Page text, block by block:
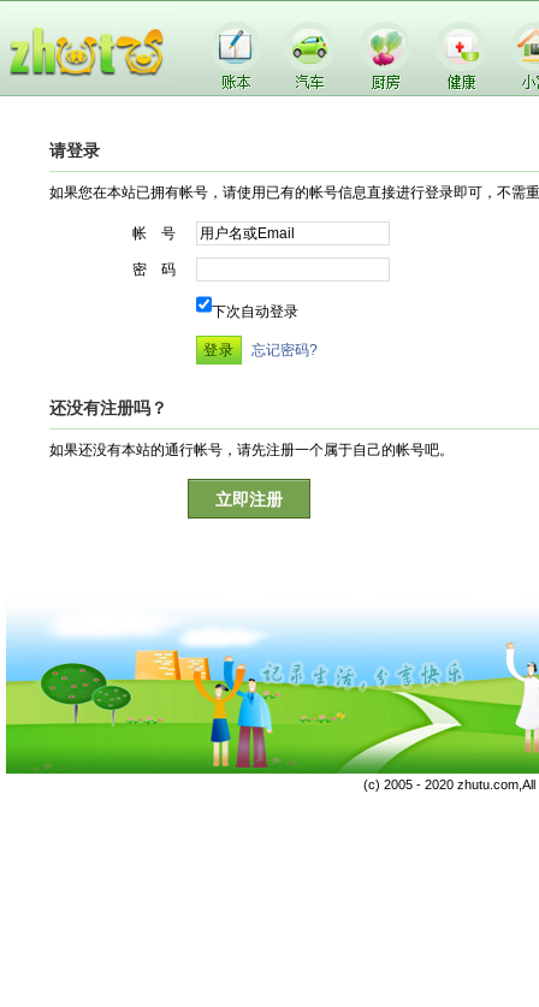
请登录
如果您在本站已拥有帐号，请使用已有的帐号信息直接进行登录即可，不需
帐 号
密 码
下次自动登录
忘记密码?
还没有注册吗？
如果还没有本站的通行帐号，请先注册一个属于自己的帐号吧。
立即注册
(c) 2005 - 2020